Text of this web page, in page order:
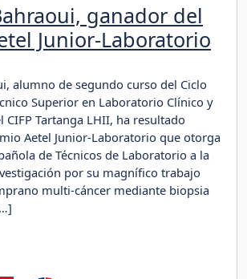
ganador del
Junior-Laboratorio
alumno de segundo curso del Ciclo
Superior en Laboratorio Clínico y
Tartanga LHII, ha resultado
Aetel Junior-Laboratorio que otorga
de Técnicos de Laboratorio a la
por su magnífico trabajo
multi-cáncer mediante biopsia